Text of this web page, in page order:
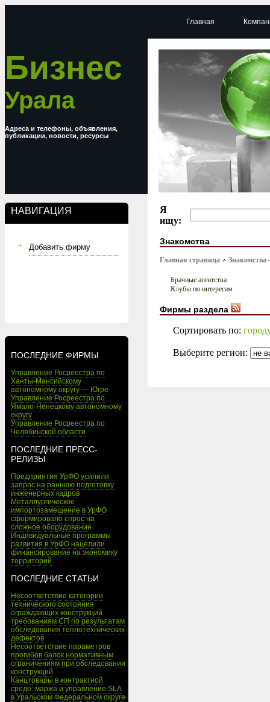
Бизнес
Урала
Адреса и телефоны, объявления,
публикации, новости, ресурсы
НАВИГАЦИЯ
Добавить фирму
ПОСЛЕДНИЕ ФИРМЫ
Управление Росреестра по
Ханты-Мансийскому
автономному округу — Югре
Управление Росреестра по
Ямало-Ненецкому автономному
округу
Управление Росреестра по
Челябинской области
ПОСЛЕДНИЕ ПРЕСС-
РЕЛИЗЫ
Предприятия УрФО усилили
запрос на раннюю подготовку
инженерных кадров
Металлургическое
импортозамещение в УрФО
сформировало спрос на
сложное оборудование
Индивидуальные программы
развития в УрФО нацелили
финансирование на экономику
территорий
ПОСЛЕДНИЕ СТАТЬИ
Несоответствие категории
технического состояния
ограждающих конструкций
требованиям СП по результатам
обследования теплотехнических
дефектов
Несоответствие параметров
прогибов балок нормативным
ограничениям при обследовании
конструкций
Канцтовары в контрактной
среде: маржа и управление SLA
в Уральском Федеральном округе
Главная
Я
ищу:
Знакомства
Главная страница Знакомства
Брачные агентства
Клубы по интересам
Фирмы раздела
Сортировать по:
Выберите регион: